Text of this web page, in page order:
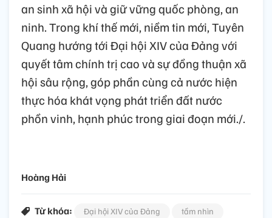
an sinh xã hội và giữ vững quốc phòng, an
ninh. Trong khí thế mới, niềm tin mới, Tuyên
Quang hướng tới Đại hội XIV của Đảng với
quyết tâm chính trị cao và sự đồng thuận xã
hội sâu rộng, góp phần cùng cả nước hiện
thực hóa khát vọng phát triển đất nước
phồn vinh, hạnh phúc trong giai đoạn mới./.
Hoàng Hải
Từ khóa: Đại hội XIV của Đảng
tầm nhìn